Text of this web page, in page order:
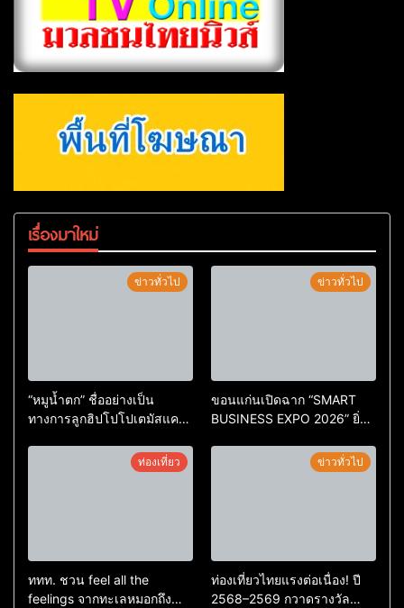
เรื่องมาใหม่
ข่าวทั่วไป
“หมูน้ำตก” ชื่ออย่างเป็น
ทางการลูกฮิปโปโปเตมัสแคระ
หลังผู้ร่วมกิจกรรมร่วมโหวต
ชนะกว่า 10,000 คะแนน
ข่าวทั่วไป
ขอนแก่นเปิดฉาก “SMART
BUSINESS EXPO 2026” ยิ่ง
ยกระดับเศรษฐกิจดิจิทัลอีสาน
ท่องเที่ยว
ททท. ชวน feel all the
feelings จากทะเลหมอกถึง
ข่าวทั่วไป
ท่องเที่ยวไทยแรงต่อเนื่อง! ปี
2568–2569 กวาดรางวัล